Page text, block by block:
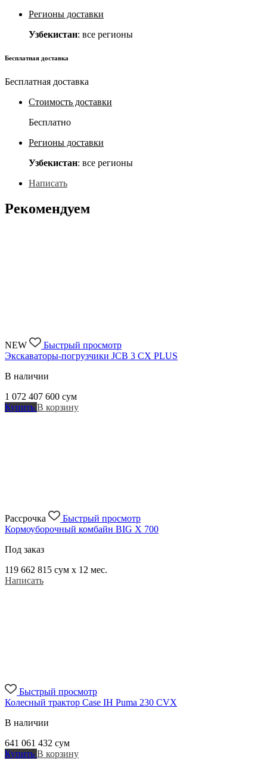
Регионы доставки
Узбекистан: все регионы
Бесплатная доставка
Бесплатная доставка
Стоимость доставки
Бесплатно
Регионы доставки
Узбекистан: все регионы
Написать
Рекомендуем
NEW
Быстрый просмотр
Экскаваторы-погрузчики JCB 3 CX PLUS
В наличии
1 072 407 600 сум
Купить В корзину
Рассрочка
Быстрый просмотр
Кормоуборочный комбайн BIG X 700
Под заказ
119 662 815 сум x 12 мес.
Написать
Быстрый просмотр
Колесный трактор Case IH Puma 230 CVX
В наличии
641 061 432 сум
Купить В корзину